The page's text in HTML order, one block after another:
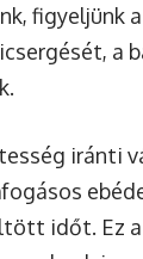
figyeljünk
a
iránti
időt. Ez